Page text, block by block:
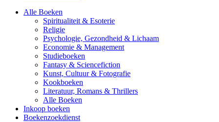
Alle Boeken
Spiritualiteit & Esoterie
Religie
Psychologie, Gezondheid & Lichaam
Economie & Management
Studieboeken
Fantasy & Sciencefiction
Kunst, Cultuur & Fotografie
Kookboeken
Literatuur, Romans & Thrillers
Alle Boeken
Inkoop boeken
Boekenzoekdienst